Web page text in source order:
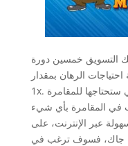
التسويق خمسين دورة
الرهان بمقدار
1x. تحدد معايير الرهان عدد اللحظات التي ستحتاجها للمقامرة
في المقامرة بأي شيء
عبر الإنترنت، على
جاك، فسوف ترغب في